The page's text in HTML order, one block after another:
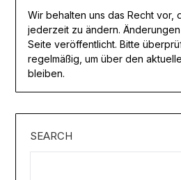
Wir behalten uns das Recht vor,
jederzeit zu ändern.
Seite veröffentlicht. Bitte
regelmäßig, um über den
bleiben.
SEARCH